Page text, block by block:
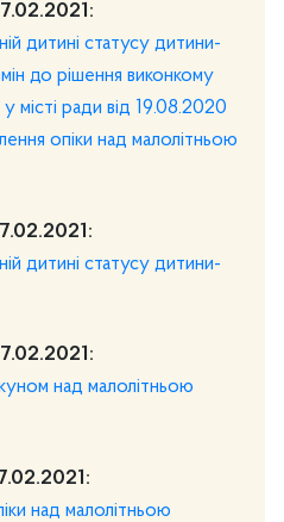
дитині статусу дитини-
до рішення виконкому
у місті ради від 19.08.2020
опіки над малолітньою
дитині статусу дитини-
над малолітньою
над малолітньою